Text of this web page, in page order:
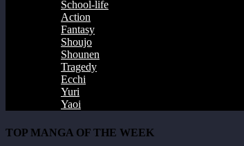
School-life
Action
Fantasy
Shoujo
Shounen
Tragedy
Ecchi
Yuri
Yaoi
TOP MANGA OF THE WEEK